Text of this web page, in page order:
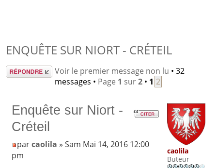
ENQUÊTE SUR NIORT - CRÉTEIL
Répondre Voir le premier message non lu • 32
messages • Page 1 sur2• 1 2
Enquête sur Niort -
Créteil
parcaolila » Sam Mai 14, 2016 12:00
pm
caolila
Buteur